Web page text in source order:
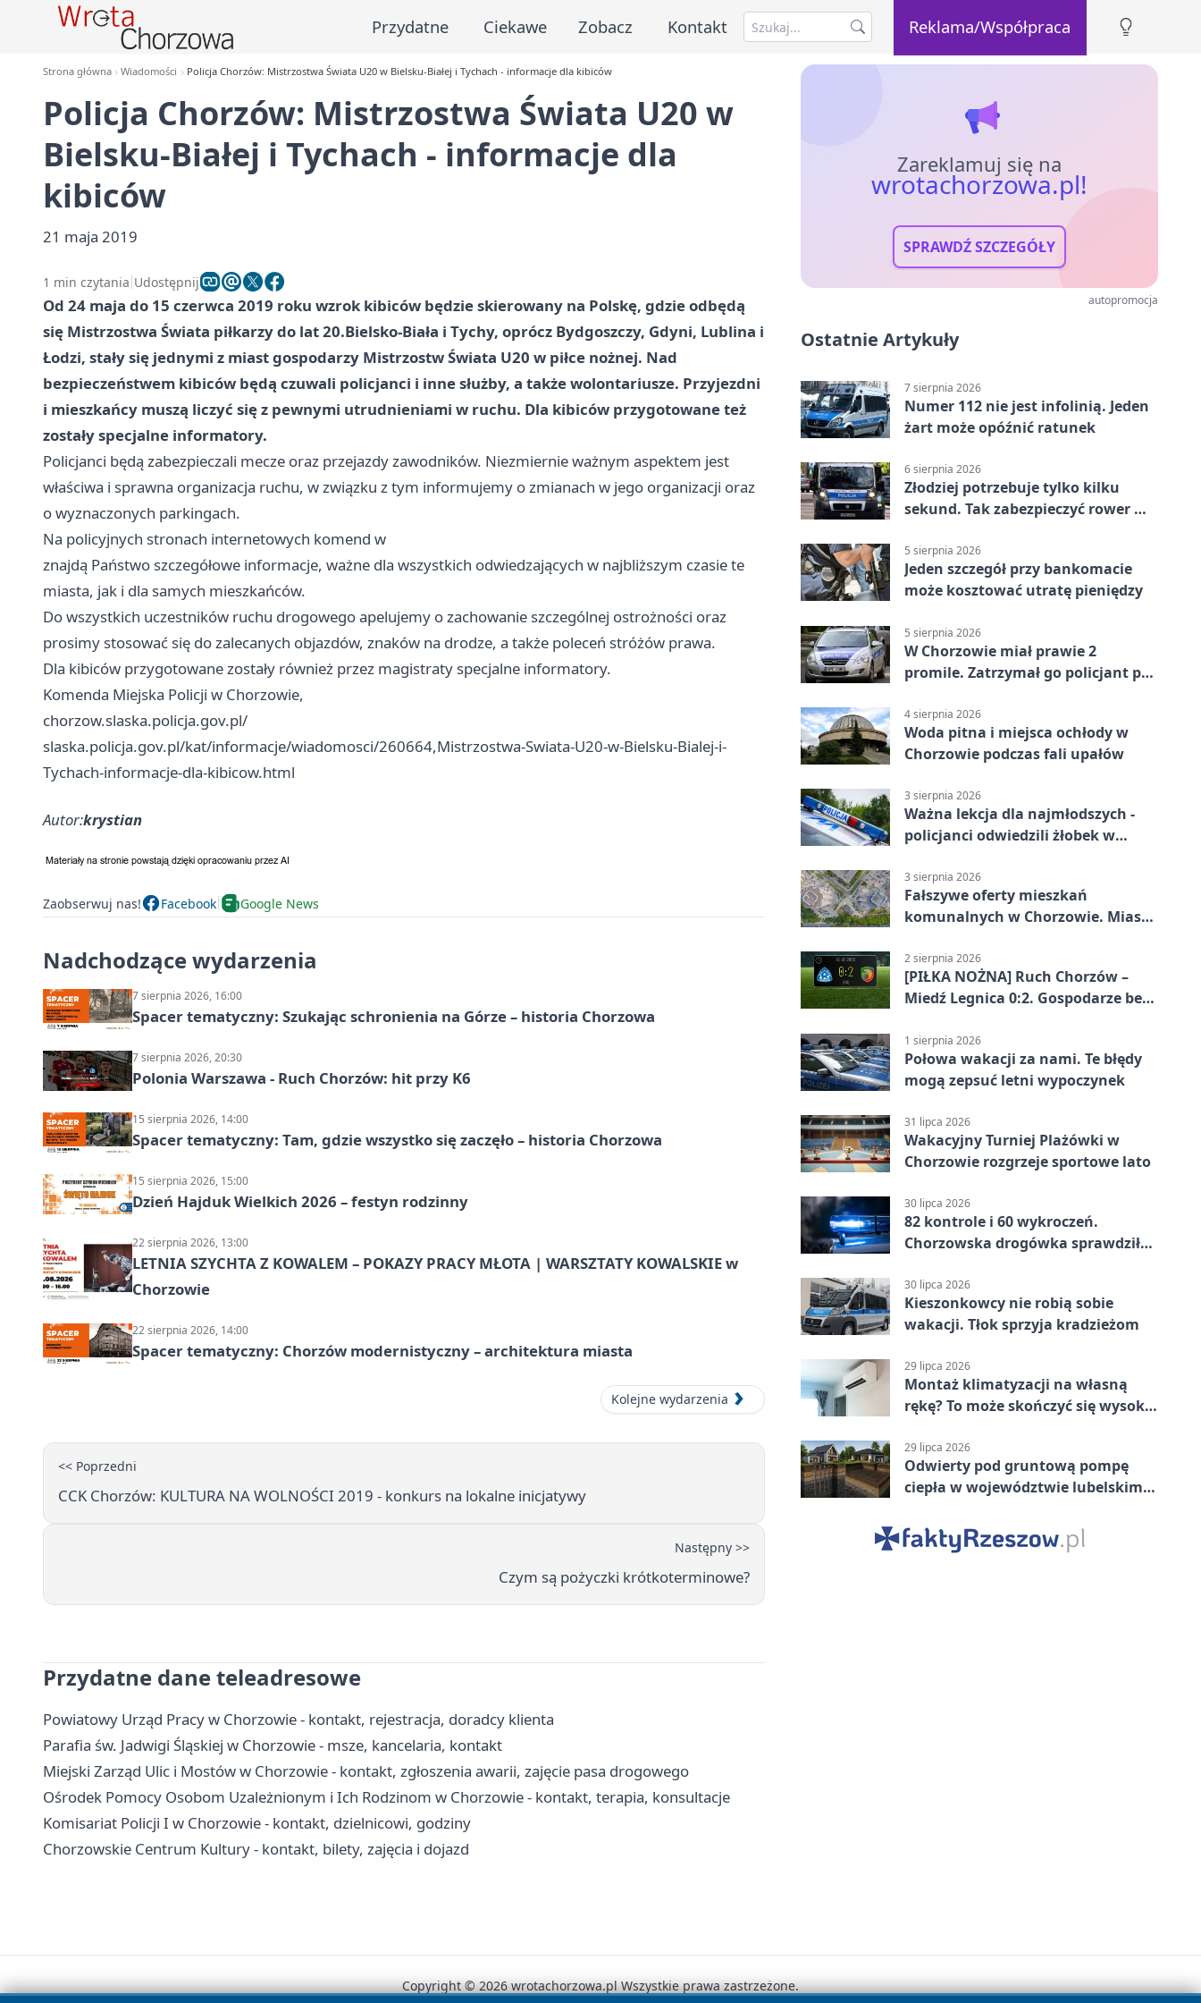
Przydatne Ciekawe Zobacz Kontakt Reklama/Współpraca
Strona główna Wiadomości Policja Chorzów: Mistrzostwa Świata U20 w Bielsku-Białej i Tychach - informacje dla kibiców
Policja Chorzów: Mistrzostwa Świata U20 w
Bielsku-Białej i Tychach - informacje dla
kibiców
21 maja 2019
1 min czytania Udostępnij
Od 24 maja do 15 czerwca 2019 roku wzrok kibiców będzie skierowany na Polskę, gdzie odbędą
się Mistrzostwa Świata piłkarzy do lat 20.Bielsko-Biała i Tychy, oprócz Bydgoszczy, Gdyni, Lublina i
Łodzi, stały się jednymi z miast gospodarzy Mistrzostw Świata U20 w piłce nożnej. Nad
bezpieczeństwem kibiców będą czuwali policjanci i inne służby, a także wolontariusze. Przyjezdni
i mieszkańcy muszą liczyć się z pewnymi utrudnieniami w ruchu. Dla kibiców przygotowane też
zostały specjalne informatory.
Policjanci będą zabezpieczali mecze oraz przejazdy zawodników. Niezmiernie ważnym aspektem jest
właściwa i sprawna organizacja ruchu, w związku z tym informujemy o zmianach w jego organizacji oraz
o wyznaczonych parkingach.
Na policyjnych stronach internetowych komend w
znajdą Państwo szczegółowe informacje, ważne dla wszystkich odwiedzających w najbliższym czasie te
miasta, jak i dla samych mieszkańców.
Do wszystkich uczestników ruchu drogowego apelujemy o zachowanie szczególnej ostrożności oraz
prosimy stosować się do zalecanych objazdów, znaków na drodze, a także poleceń stróżów prawa.
Dla kibiców przygotowane zostały również przez magistraty specjalne informatory.
Komenda Miejska Policji w Chorzowie,
chorzow.slaska.policja.gov.pl/
slaska.policja.gov.pl/kat/informacje/wiadomosci/260664,Mistrzostwa-Swiata-U20-w-Bielsku-Bialej-i-
Tychach-informacje-dla-kibicow.html
Autor:krystian
Zaobserwuj nas! Facebook Google News
Nadchodzące wydarzenia
7 sierpnia 2026, 16:00
Spacer tematyczny: Szukając schronienia na Górze – historia Chorzowa
7 sierpnia 2026, 20:30
Polonia Warszawa - Ruch Chorzów: hit przy K6
15 sierpnia 2026, 14:00
Spacer tematyczny: Tam, gdzie wszystko się zaczęło – historia Chorzowa
15 sierpnia 2026, 15:00
Dzień Hajduk Wielkich 2026 – festyn rodzinny
22 sierpnia 2026, 13:00
LETNIA SZYCHTA Z KOWALEM – POKAZY PRACY MŁOTA | WARSZTATY KOWALSKIE w
Chorzowie
22 sierpnia 2026, 14:00
Spacer tematyczny: Chorzów modernistyczny – architektura miasta
Kolejne wydarzenia
<< Poprzedni
CCK Chorzów: KULTURA NA WOLNOŚCI 2019 - konkurs na lokalne inicjatywy
Następny >>
Czym są pożyczki krótkoterminowe?
Przydatne dane teleadresowe
Powiatowy Urząd Pracy w Chorzowie - kontakt, rejestracja, doradcy klienta
Parafia św. Jadwigi Śląskiej w Chorzowie - msze, kancelaria, kontakt
Miejski Zarząd Ulic i Mostów w Chorzowie - kontakt, zgłoszenia awarii, zajęcie pasa drogowego
Ośrodek Pomocy Osobom Uzależnionym i Ich Rodzinom w Chorzowie - kontakt, terapia, konsultacje
Komisariat Policji I w Chorzowie - kontakt, dzielnicowi, godziny
Chorzowskie Centrum Kultury - kontakt, bilety, zajęcia i dojazd
Zareklamuj się na
wrotachorzowa.pl!
SPRAWDŹ SZCZEGÓŁY
autopromocja
Ostatnie Artykuły
7 sierpnia 2026
Numer 112 nie jest infolinią. Jeden
żart może opóźnić ratunek
6 sierpnia 2026
Złodziej potrzebuje tylko kilku
sekund. Tak zabezpieczyć rower w
5 sierpnia 2026
Jeden szczegół przy bankomacie
może kosztować utratę pieniędzy
5 sierpnia 2026
W Chorzowie miał prawie 2
promile. Zatrzymał go policjant po
4 sierpnia 2026
Woda pitna i miejsca ochłody w
Chorzowie podczas fali upałów
3 sierpnia 2026
Ważna lekcja dla najmłodszych -
policjanci odwiedzili żłobek w
3 sierpnia 2026
Fałszywe oferty mieszkań
komunalnych w Chorzowie. Miasto
2 sierpnia 2026
[PIŁKA NOŻNA] Ruch Chorzów –
Miedź Legnica 0:2. Gospodarze bez
1 sierpnia 2026
Połowa wakacji za nami. Te błędy
mogą zepsuć letni wypoczynek
31 lipca 2026
Wakacyjny Turniej Plażówki w
Chorzowie rozgrzeje sportowe lato
30 lipca 2026
82 kontrole i 60 wykroczeń.
Chorzowska drogówka sprawdziła
30 lipca 2026
Kieszonkowcy nie robią sobie
wakacji. Tłok sprzyja kradzieżom
29 lipca 2026
Montaż klimatyzacji na własną
rękę? To może skończyć się wysoką
29 lipca 2026
Odwierty pod gruntową pompę
ciepła w województwie lubelskim -
Copyright © 2026 wrotachorzowa.pl Wszystkie prawa zastrzeżone.